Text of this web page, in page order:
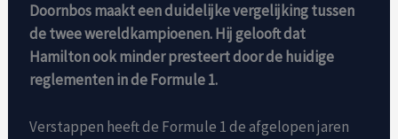
Doornbos maakt een duidelijke vergelijking tussen
de twee wereldkampioenen. Hij gelooft dat
Hamilton ook minder presteert door de huidige
reglementen in de Formule 1.
Verstappen heeft de Formule 1 de afgelopen jaren